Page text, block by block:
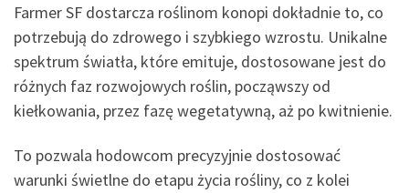
Farmer SF dostarcza roślinom konopi dokładnie to, co
potrzebują do zdrowego i szybkiego wzrostu. Unikalne
spektrum światła, które emituje, dostosowane jest do
różnych faz rozwojowych roślin, począwszy od
kiełkowania, przez fazę wegetatywną, aż po kwitnienie.
To pozwala hodowcom precyzyjnie dostosować
warunki świetlne do etapu życia rośliny, co z kolei